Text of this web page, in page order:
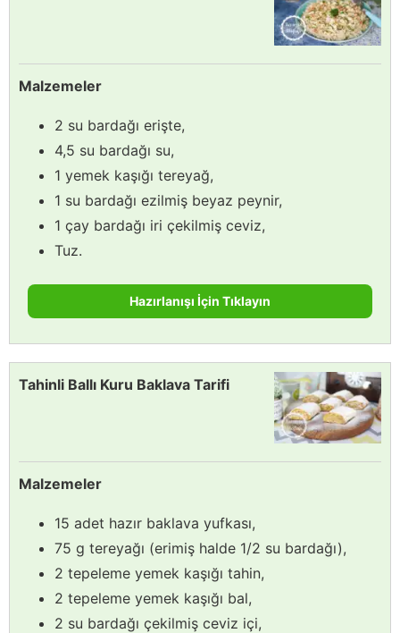
Malzemeler
2 su bardağı erişte,
4,5 su bardağı su,
1 yemek kaşığı tereyağ,
1 su bardağı ezilmiş beyaz peynir,
1 çay bardağı iri çekilmiş ceviz,
Tuz.
Hazırlanışı İçin Tıklayın
Tahinli Ballı Kuru Baklava Tarifi
Malzemeler
15 adet hazır baklava yufkası,
75 g tereyağı (erimiş halde 1/2 su bardağı),
2 tepeleme yemek kaşığı tahin,
2 tepeleme yemek kaşığı bal,
2 su bardağı çekilmiş ceviz içi,